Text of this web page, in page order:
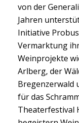
von der
Jahren
Initiative
Vermarktung
Weinprojekte
Arlberg, der
Bregenzerwald
für das
Theaterfestival